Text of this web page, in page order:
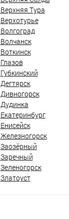
Верхняя Тура
Верхотурье
Волгоград
Волчанск
Воткинск
Глазов
Губкинский
Дегтярск
Дивногорск
Дудинка
Екатеринбург
Енисейск
Железногорск
Заозёрный
Заречный
Зеленогорск
Златоуст